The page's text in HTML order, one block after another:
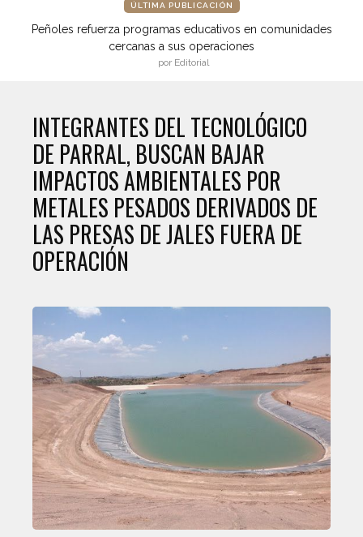
ÚLTIMA PUBLICACIÓN
Peñoles refuerza programas educativos en comunidades
cercanas a sus operaciones
por Editorial
INTEGRANTES DEL TECNOLÓGICO
DE PARRAL, BUSCAN BAJAR
IMPACTOS AMBIENTALES POR
METALES PESADOS DERIVADOS DE
LAS PRESAS DE JALES FUERA DE
OPERACIÓN